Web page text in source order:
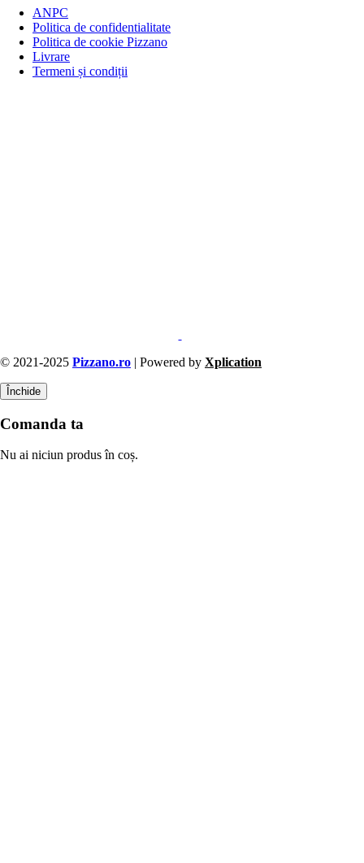
ANPC
Politica de confidentialitate
Politica de cookie Pizzano
Livrare
Termeni și condiții
© 2021-2025 Pizzano.ro | Powered by Xplication
Închide
Comanda ta
Nu ai niciun produs în coș.